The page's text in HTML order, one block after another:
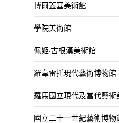
博爾蓋塞美術館
學院美術館
佩姬·古根漢美術館
羅韋雷托現代藝術博物館
羅馬國立現代及當代藝術
國立二十一世紀藝術博物